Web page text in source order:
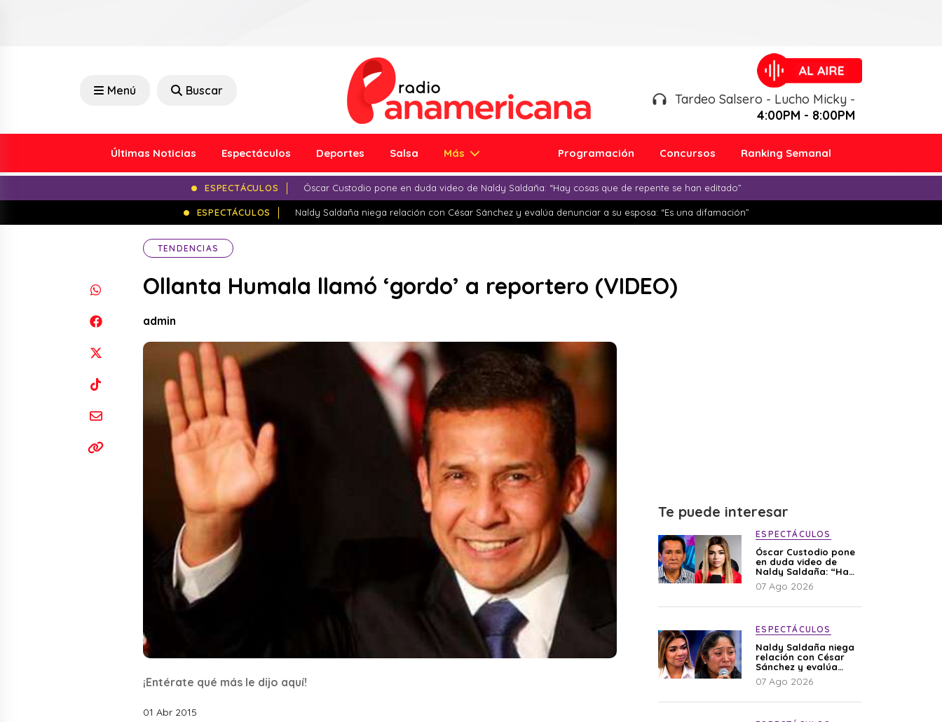
Menú Buscar
Tardeo Salsero - Lucho Micky -
4:00PM - 8:00PM
Últimas Noticias Espectáculos Deportes Salsa Más Programación Concursos Ranking Semanal
ESPECTÁCULOS Óscar Custodio pone en duda video de Naldy Saldaña: “Hay cosas que de repente se han editado”
ESPECTÁCULOS Naldy Saldaña niega relación con César Sánchez y evalúa denunciar a su esposa: “Es una difamación”
TENDENCIAS
Ollanta Humala llamó ‘gordo’ a reportero (VIDEO)
admin
¡Entérate qué más le dijo aquí!
01 Abr 2015
Te puede interesar
ESPECTÁCULOS
Óscar Custodio pone
en duda video de
Naldy Saldaña: “Hay
cosas que de repente
se han editado”
07 Ago 2026
ESPECTÁCULOS
Naldy Saldaña niega
relación con César
Sánchez y evalúa
denunciar a su
esposa: “Es una
07 Ago 2026